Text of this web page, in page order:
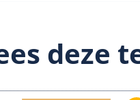
deze